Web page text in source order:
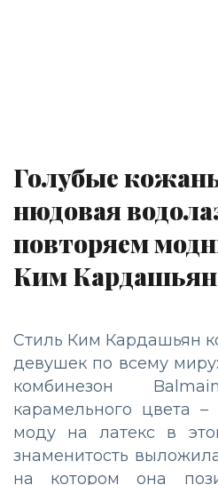
Голубые
нюдовая
повторяем
Ким Кардашьян
Стиль Ким Кардашьян
девушек по всему
комбинезон
карамельного цвета
моду на латекс в
знаменитость
на котором она